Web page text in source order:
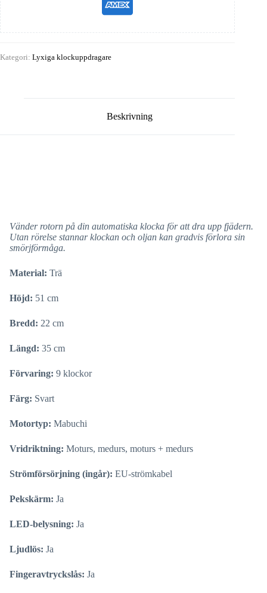
Kategori: Lyxiga klockuppdragare
Beskrivning
Vänder rotorn på din automatiska klocka för att dra upp fjädern.
Utan rörelse stannar klockan och oljan kan gradvis förlora sin
smörjförmåga.
Material: Trä
Höjd: 51 cm
Bredd: 22 cm
Längd: 35 cm
Förvaring: 9 klockor
Färg: Svart
Motortyp: Mabuchi
Vridriktning: Moturs, medurs, moturs + medurs
Strömförsörjning (ingår): EU-strömkabel
Pekskärm: Ja
LED-belysning: Ja
Ljudlös: Ja
Fingeravtryckslås: Ja